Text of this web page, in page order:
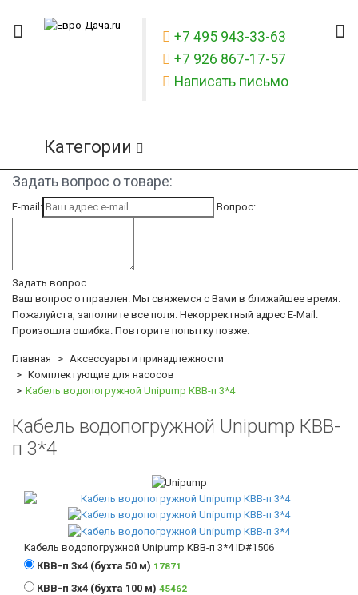
+7 495 943-33-63
+7 926 867-17-57
Написать письмо
Категории
Задать вопрос о товаре:
E-mail: Вопрос:
Задать вопрос
Ваш вопрос отправлен. Мы свяжемся с Вами в ближайшее время.
Пожалуйста, заполните все поля. Некорректный адрес E-Mail.
Произошла ошибка. Повторите попытку позже.
Главная
Аксессуары и принадлежности
Комплектующие для насосов
Кабель водопогружной Unipump КВВ-п 3*4
Кабель водопогружной Unipump КВВ-
п 3*4
Кабель водопогружной Unipump КВВ-п 3*4ID#1506
КВВ-п 3х4 (бухта 50 м) 17871
КВВ-п 3х4 (бухта 100 м) 45462